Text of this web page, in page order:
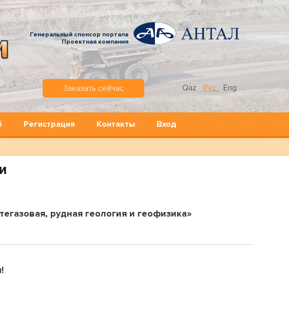
Генеральный спонсор портала
Проектная компания
Заказать сейчас Qaz Рус Eng
Регистрация Контакты Вход
рудная геология и геофизика»